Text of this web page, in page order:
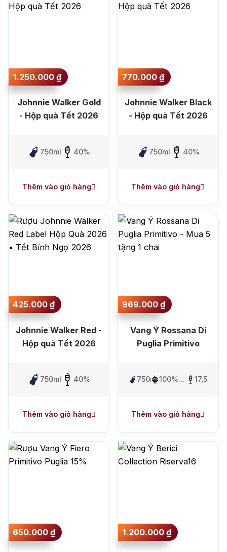
1.250.000₫
Johnnie Walker Gold
- Hộp quà Tết 2026
750ml 40%
Thêm vào giỏ hàng
770.000₫
Johnnie Walker Black
- Hộp quà Tết 2026
750ml 40%
Thêm vào giỏ hàng
425.000₫
Johnnie Walker Red -
Hộp quà Tết 2026
750ml 40%
Thêm vào giỏ hàng
969.000₫
Vang Ý Rossana Di
Puglia Primitivo
750ml100%
17,5%
Thêm vào giỏ hàng
650.000₫ 1.200.000₫